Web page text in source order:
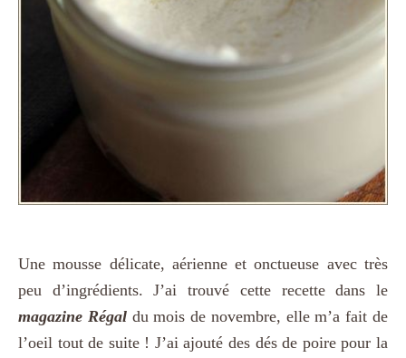
Une mousse délicate, aérienne et onctueuse avec très
peu d’ingrédients. J’ai trouvé cette recette dans le
magazine Régaldu mois de novembre, elle m’a fait de
l’oeil tout de suite ! J’ai ajouté des dés de poire pour la